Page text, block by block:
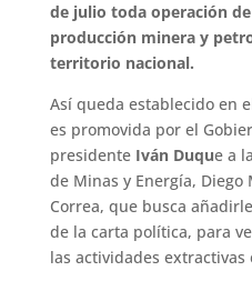
de julio toda operación
producción minera y
territorio nacional.
Así queda establecido en
es promovida por el
presidente Iván Duque a
de Minas y Energía, Diego
Correa, que busca
de la carta política, para
las actividades extractivas